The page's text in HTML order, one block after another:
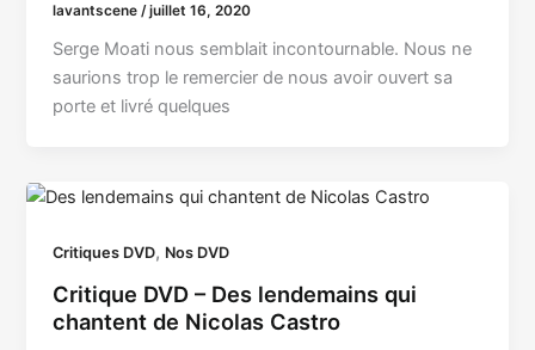
lavantscene /juillet 16, 2020
Serge Moati nous semblait incontournable. Nous ne
saurions trop le remercier de nous avoir ouvert sa
porte et livré quelques
Critiques DVD, Nos DVD
Critique DVD – Des lendemains qui
chantent de Nicolas Castro